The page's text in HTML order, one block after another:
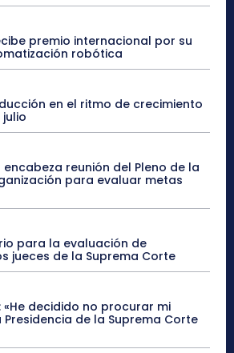
premio internacional por su
robótica
en el ritmo de crecimiento
encabeza reunión del Pleno de la
para evaluar metas
para la evaluación de
jueces de la Suprema Corte
«He decidido no procurar mi
de la Suprema Corte